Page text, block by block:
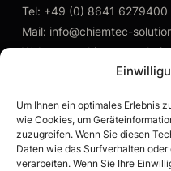
Um Ihnen ein optimales Erlebnis
wie Cookies, um
zuzugreifen. Wenn Sie diesen
Daten wie das Surfverhalten
verarbeiten. Wenn Sie Ihre
Tel: +49 (0) 8641 6279400
Mail: info@chiemtec-
Web: www.chiemtec-
COOKIE-